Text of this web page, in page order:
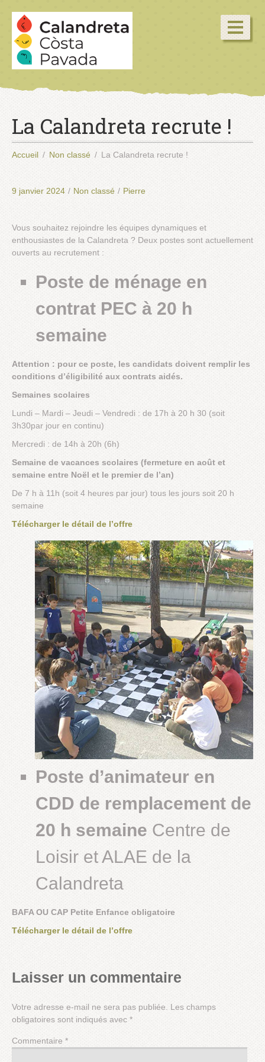
La Calandreta recrute !
Accueil Non classé La Calandreta recrute !
9 janvier 2024 / Non classé / Pierre
Vous souhaitez rejoindre les équipes dynamiques et
enthousiastes de la Calandreta ? Deux postes sont actuellement
ouverts au recrutement :
Poste de ménage en
contrat PEC à 20 h
semaine
Attention : pour ce poste, les candidats doivent remplir les
conditions d’éligibilité aux contrats aidés.
Semaines scolaires
Lundi – Mardi – Jeudi – Vendredi : de 17h à 20 h 30 (soit
3h30par jour en continu)
Mercredi : de 14h à 20h (6h)
Semaine de vacances scolaires (fermeture en août et
semaine entre Noël et le premier de l’an)
De 7 h à 11h (soit 4 heures par jour) tous les jours soit 20 h
semaine
Télécharger le détail de l’offre
Poste d’animateur en
CDD de remplacement de
20 h semaineCentre de
Loisir et ALAE de la
Calandreta
BAFA OU CAP Petite Enfance obligatoire
Télécharger le détail de l’offre
Laisser un commentaire
Votre adresse e-mail ne sera pas publiée.
Les champs
obligatoires sont indiqués avec *
Commentaire *